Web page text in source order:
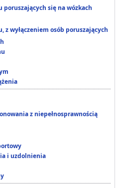
się na wózkach
z wyłączeniem osób poruszających
z niepełnosprawnością
i uzdolnienia